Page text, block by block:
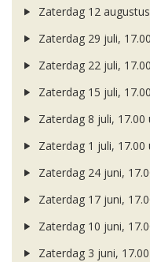
Zaterdag 12
Zaterdag 29 juli,
Zaterdag 22 juli,
Zaterdag 15 juli,
Zaterdag 8 juli, 17.00
Zaterdag 1 juli, 17.00
Zaterdag 24 juni,
Zaterdag 17 juni,
Zaterdag 10 juni,
Zaterdag 3 juni,